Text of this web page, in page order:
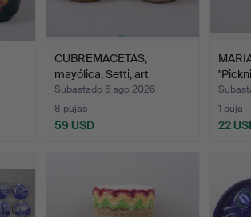
CUBREMACETAS,
mayólica, Setti, art
nouveau…
Subastado 6 ago 2026
8 pujas
59 USD
1 puja
22